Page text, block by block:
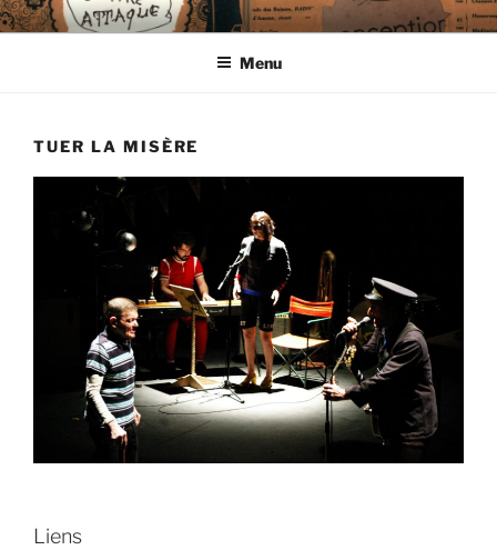
Aller
au
CIE LES ENDIMANCHÉS
Menu
TUER LA MISÈRE
Liens